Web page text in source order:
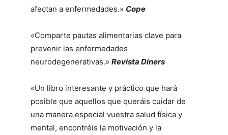
afectan a enfermedades.» Cope
«Comparte pautas alimentarias clave para
prevenir las enfermedades
neurodegenerativas.» Revista Diners
«Un libro interesante y práctico que hará
posible que aquellos que queráis cuidar de
una manera especial vuestra salud física y
mental, encontréis la motivación y la